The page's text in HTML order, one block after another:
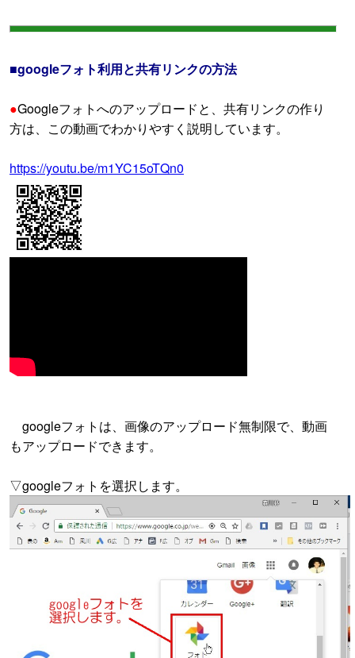
■googleフォト利用と共有リンクの方法
●Googleフォトへのアップロードと、共有リンクの作り
方は、この動画でわかりやすく説明しています。
https://youtu.be/m1YC15oTQn0
googleフォトは、画像のアップロード無制限で、動画
もアップロードできます。
▽googleフォトを選択します。